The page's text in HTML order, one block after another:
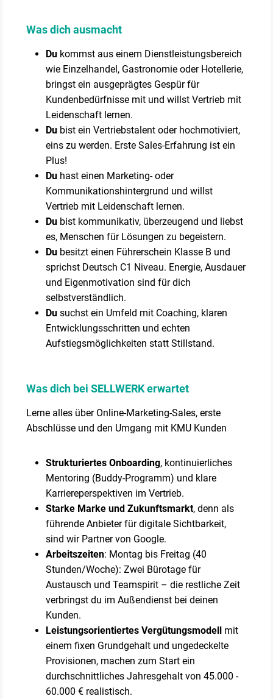
Was dich ausmacht
Du kommst aus einem Dienstleistungsbereich
wie Einzelhandel, Gastronomie oder Hotellerie,
bringst ein ausgeprägtes Gespür für
Kundenbedürfnisse mit und willst Vertrieb mit
Leidenschaft lernen.
Du bist ein Vertriebstalent oder hochmotiviert,
eins zu werden. Erste Sales-Erfahrung ist ein
Plus!
Du hast einen Marketing- oder
Kommunikationshintergrund und willst
Vertrieb mit Leidenschaft lernen.
Du bist kommunikativ, überzeugend und liebst
es, Menschen für Lösungen zu begeistern.
Du besitzt einen Führerschein Klasse B und
sprichst Deutsch C1 Niveau. Energie, Ausdauer
und Eigenmotivation sind für dich
selbstverständlich.
Dusuchst ein Umfeld mit Coaching, klaren
Entwicklungsschritten und echten
Aufstiegsmöglichkeiten statt Stillstand.
Was dich bei SELLWERK erwartet
Lerne alles über Online-Marketing-Sales, erste
Abschlüsse und den Umgang mit KMU Kunden
Strukturiertes Onboarding, kontinuierliches
Mentoring (Buddy-Programm) und klare
Karriereperspektiven im Vertrieb.
Starke Marke und Zukunftsmarkt, denn als
führende Anbieter für digitale Sichtbarkeit,
sind wir Partner von Google.
Arbeitszeiten: Montag bis Freitag (40
Stunden/Woche): Zwei Bürotage für
Austausch und Teamspirit – die restliche Zeit
verbringst du im Außendienst bei deinen
Kunden.
Leistungsorientiertes Vergütungsmodell mit
einem fixen Grundgehalt und ungedeckelte
Provisionen, machen zum Start ein
durchschnittliches Jahresgehalt von 45.000 -
60.000 € realistisch.